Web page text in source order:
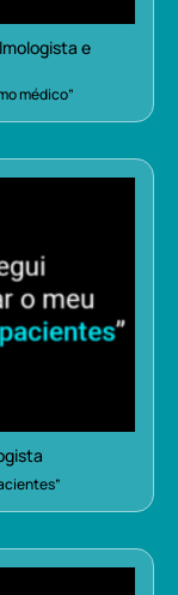
e
médico”